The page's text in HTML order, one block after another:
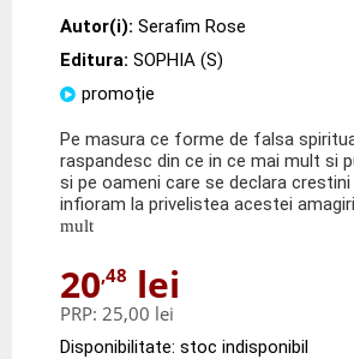
Autor(i): Serafim Rose
Editura: SOPHIA (S)
promoție
Pe masura ce forme de falsa
raspandesc din ce in ce mai mult si
si pe oameni care se declara
infioram la privelistea acestei
mult
20,48 lei
PRP: 25,00 lei
Disponibilitate: stoc indisponibil